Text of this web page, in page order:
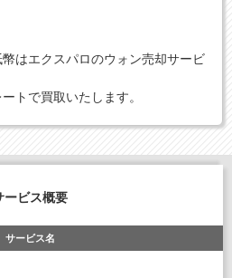
はエクスパロのウォン売却サービ
トで買取いたします。
ービス概要
サービス名